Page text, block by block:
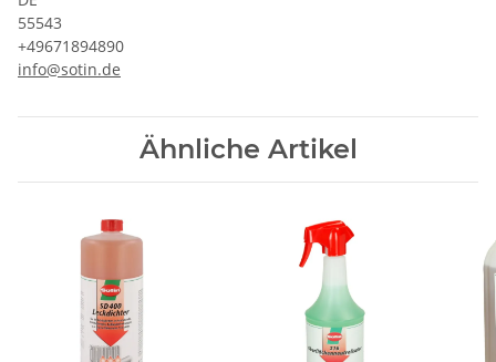
55543
+49671894890
info@sotin.de
Ähnliche Artikel